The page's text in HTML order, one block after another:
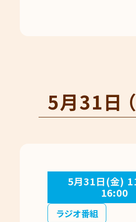
5月31日
ラジオ番組
5月31日(金)
16:00